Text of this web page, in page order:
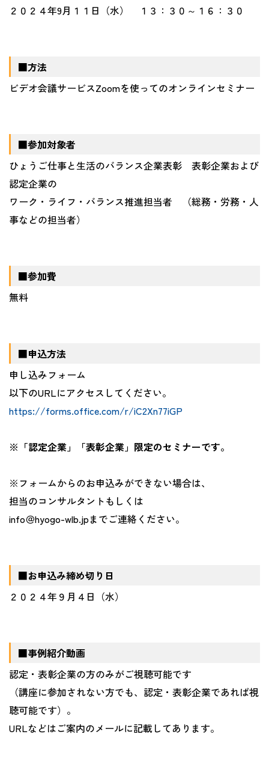
２０２４年9月１１日（水） １３：３０～１６：３０
■方法
ビデオ会議サービスZoomを使ってのオンラインセミナー
■参加対象者
ひょうご仕事と生活のバランス企業表彰 表彰企業および
認定企業の
ワーク・ライフ・バランス推進担当者 （総務・労務・人
事などの担当者）
■参加費
無料
■申込方法
申し込みフォーム
以下のURLにアクセスしてください。
https://forms.office.com/r/iC2Xn77iGP
※「認定企業」「表彰企業」限定のセミナーです。
※フォームからのお申込みができない場合は、
担当のコンサルタントもしくは
info＠hyogo-wlb.jpまでご連絡ください。
■お申込み締め切り日
２０２４年９月４日（水）
■事例紹介動画
認定・表彰企業の方のみがご視聴可能です
（講座に参加されない方でも、認定・表彰企業であれば視
聴可能です）。
URLなどはご案内のメールに記載してあります。